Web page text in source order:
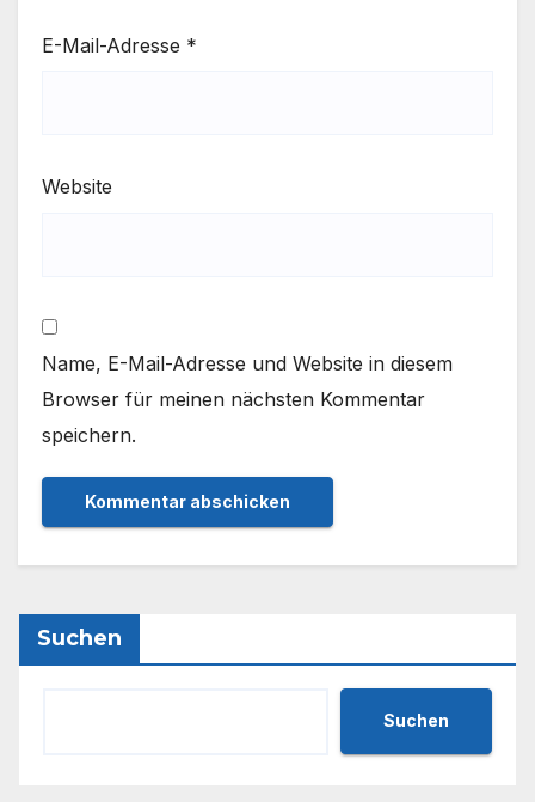
E-Mail-Adresse *
Website
Name, E-Mail-Adresse und Website in diesem
Browser für meinen nächsten Kommentar
speichern.
Suchen
Suchen